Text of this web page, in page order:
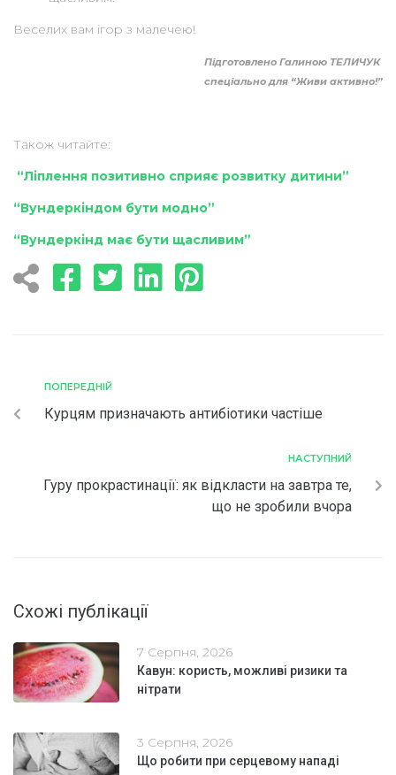
Веселих вам ігор з малечею!
Підготовлено Галиною ТЕЛИЧУК
спеціально для “Живи активно!”
Також читайте:
“Ліплення позитивно сприяє розвитку дитини”
“Вундеркіндом бути модно”
“Вундеркінд має бути щасливим”
ПОПЕРЕДНІЙ
Курцям призначають антибіотики частіше
НАСТУПНИЙ
Гуру прокрастинації: як відкласти на завтра те,
що не зробили вчора
Схожі публікації
7 Серпня, 2026
Кавун: користь, можливі ризики та
нітрати
3 Серпня, 2026
Що робити при серцевому нападі